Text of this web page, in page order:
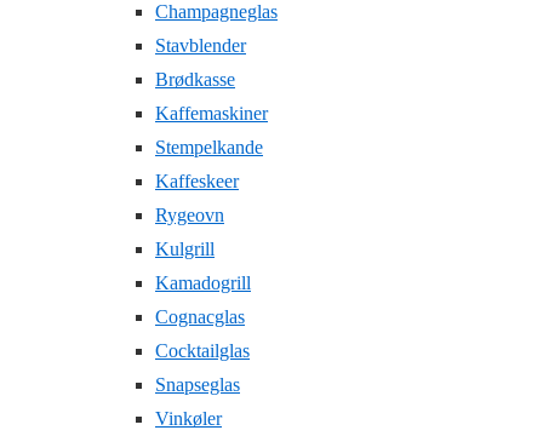
Champagneglas
Stavblender
Brødkasse
Kaffemaskiner
Stempelkande
Kaffeskeer
Rygeovn
Kulgrill
Kamadogrill
Cognacglas
Cocktailglas
Snapseglas
Vinkøler